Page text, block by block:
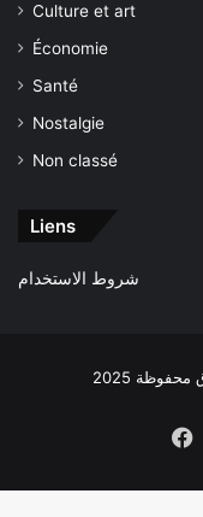
Culture et art
Économie
Santé
Nostalgie
Non classé
Liens
شروط الاستخدام